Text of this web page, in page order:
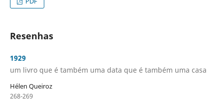
Resenhas
1929
um livro que é também uma data que é também uma casa
Hélen Queiroz
268-269